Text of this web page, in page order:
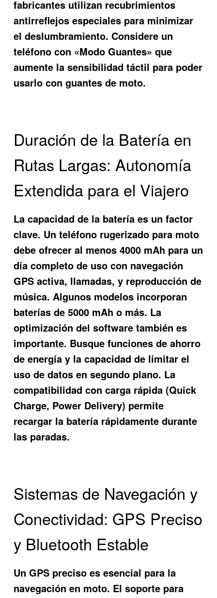
fabricantes utilizan recubrimientos
antirreflejos especiales para minimizar
el deslumbramiento. Considere un
teléfono con «Modo Guantes» que
aumente la sensibilidad táctil para poder
usarlo con guantes de moto.
Duración de la Batería en
Rutas Largas: Autonomía
Extendida para el Viajero
La capacidad de la batería es un factor
clave. Unteléfono rugerizado para moto
debe ofrecer al menos 4000 mAh para un
día completo de uso con navegación
GPS activa, llamadas, y reproducción de
música. Algunos modelos incorporan
baterías de 5000 mAh o más. La
optimización del software también es
importante. Busque funciones de ahorro
de energía y la capacidad de limitar el
uso de datos en segundo plano. La
compatibilidad con carga rápida (Quick
Charge, Power Delivery) permite
recargar la batería rápidamente durante
las paradas.
Sistemas de Navegación y
Conectividad: GPS Preciso
y Bluetooth Estable
Un GPS preciso es esencial para la
navegación en moto. El soporte para